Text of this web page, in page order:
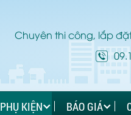
Chuyên thi công, lắp
PHỤ KIỆN BÁO GIÁ